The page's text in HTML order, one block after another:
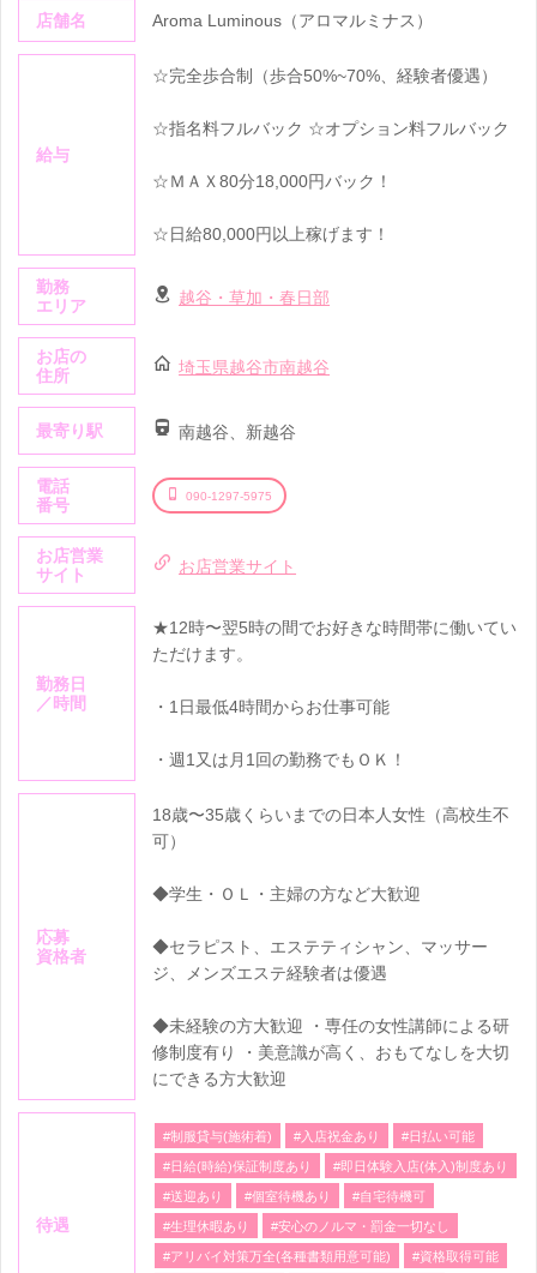
店舗名 Aroma Luminous（アロマルミナス）
給与
☆完全歩合制（歩合50%~70%、経験者優遇）
☆指名料フルバック ☆オプション料フルバック
☆ＭＡＸ80分18,000円バック！
☆日給80,000円以上稼げます！
勤務
エリア
越谷・草加・春日部
お店の
住所
埼玉県越谷市南越谷
最寄り駅 南越谷、新越谷
電話
番号
090-1297-5975
お店営業
サイト
お店営業サイト
勤務日
／時間
★12時〜翌5時の間でお好きな時間帯に働いてい
ただけます。
・1日最低4時間からお仕事可能
・週1又は月1回の勤務でもＯＫ！
応募
資格者
18歳〜35歳くらいまでの日本人女性（高校生不
可）
◆学生・ＯＬ・主婦の方など大歓迎
◆セラピスト、エステティシャン、マッサー
ジ、メンズエステ経験者は優遇
◆未経験の方大歓迎 ・専任の女性講師による研
修制度有り ・美意識が高く、おもてなしを大切
にできる方大歓迎
待遇
#制服貸与(施術着) #入店祝金あり #日払い可能
#日給(時給)保証制度あり #即日体験入店(体入)制度あり
#送迎あり #個室待機あり #自宅待機可
#生理休暇あり #安心のノルマ・罰金一切なし
#アリバイ対策万全(各種書類用意可能) #資格取得可能